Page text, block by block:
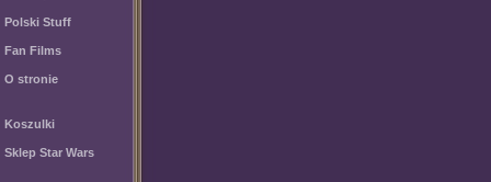
Polski Stuff
Fan Films
O stronie
Koszulki
Sklep Star Wars